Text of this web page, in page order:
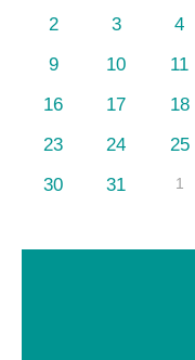
2
3 4
9 10 11
16
17 18
23
24 25
30
31 1